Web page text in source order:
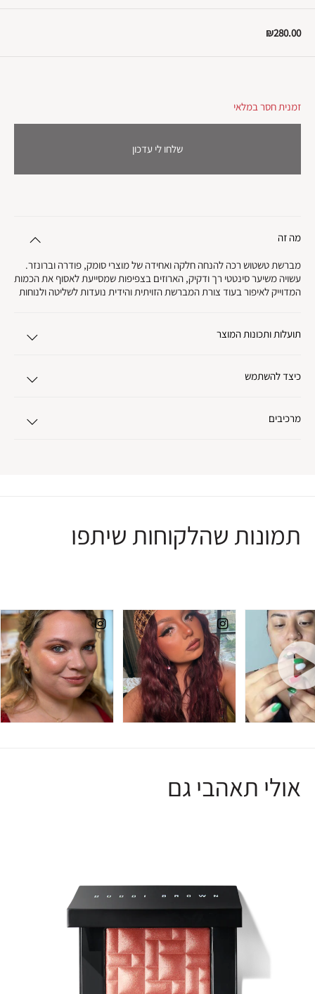
₪280.00
זמנית חסר במלאי
שלחו לי עדכון
מה זה
מברשת טשטוש רכה להנחה חלקה ואחידה של מוצרי סומק, פודרה וברונזר.
עשויה משיער סינטטי רך ודקיק, הארוזים בצפיפות שמסייעת לאסוף את הכמות
המדוייק לאיפור בעוד צורת המברשת הזויתית והידית נועדות לשליטה ולנוחות
תועלות ותכונות המוצר
כיצד להשתמש
מרכיבים
תמונות שהלקוחות שיתפו
אולי תאהבי גם